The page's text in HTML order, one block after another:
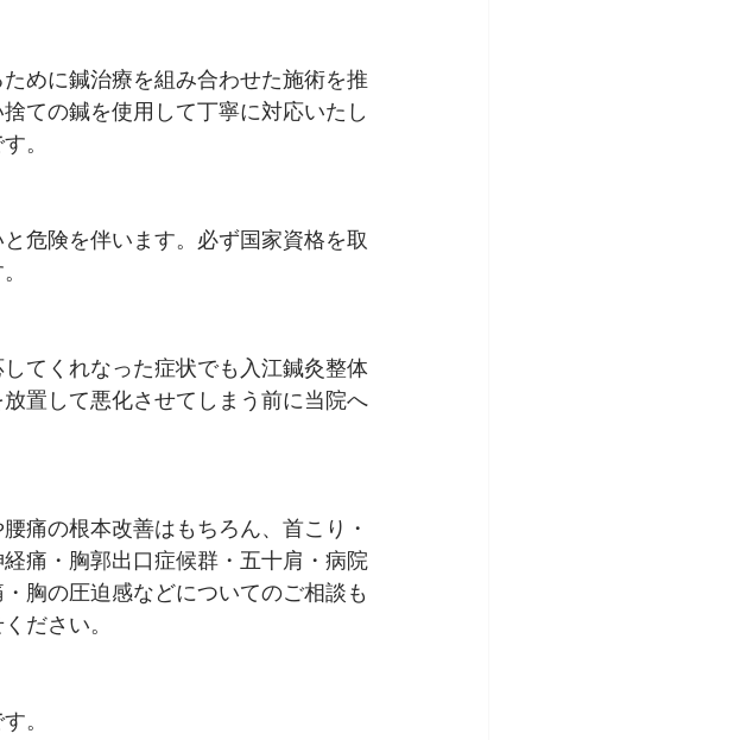
めに鍼治療を組み合わせた施術を推
ての鍼を使用して丁寧に対応いたし
。
危険を伴います。必ず国家資格を取
てくれなった症状でも入江鍼灸整体
置して悪化させてしまう前に当院へ
痛の根本改善はもちろん、首こり・
痛・胸郭出口症候群・五十肩・病院
胸の圧迫感などについてのご相談も
ださい。
。